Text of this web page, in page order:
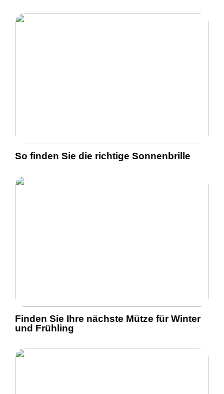
So finden Sie die richtige Sonnenbrille
Finden Sie Ihre nächste Mütze für Winter
und Frühling